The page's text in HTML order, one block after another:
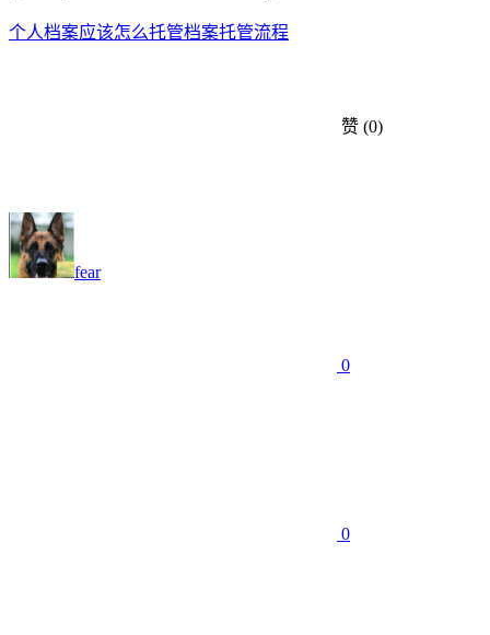
个人档案应该怎么托管档案托管流程
赞 (0)
fear
0
0